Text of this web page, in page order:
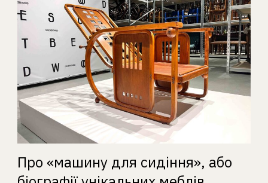
Про «машину для сидіння», або